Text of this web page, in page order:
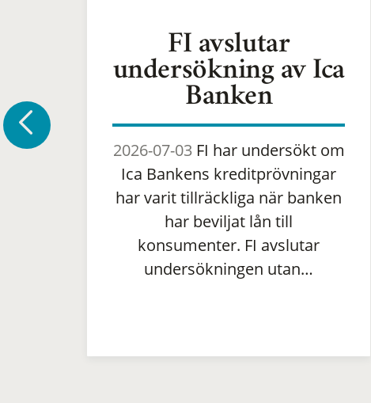
FI avslutar
undersökning av Ica
Banken
2026-07-03FI har undersökt om
Ica Bankens kreditprövningar
har varit tillräckliga när banken
har beviljat lån till
konsumenter. FI avslutar
undersökningen utan…